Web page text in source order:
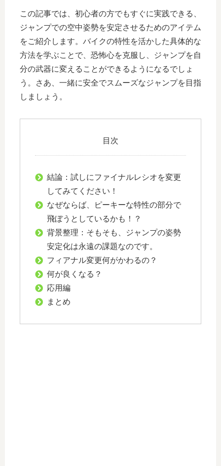
この記事では、初心者の方でもすぐに実践できる、
ジャンプでの空中姿勢を安定させるためのアイテム
をご紹介します。バイクの特性を活かした具体的な
方法を学ぶことで、恐怖心を克服し、ジャンプを自
分の武器に変えることができるようになるでしょ
う。さあ、一緒に安全でスムーズなジャンプを目指
しましょう。
目次
結論：試しにファイナルレシオを変更
してみてください！
なぜならば、ピーキーな特性の部分で
飛ぼうとしているかも！？
背景整理：そもそも、ジャンプの姿勢
安定化は永遠の課題なのです。
フィアナル変更何がかわるの？
何が良くなる？
応用編
まとめ